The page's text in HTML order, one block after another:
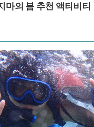
마의 봄 추천 액티비티